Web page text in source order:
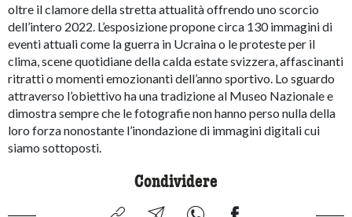
oltre il clamore della stretta attualità offrendo uno scorcio
dell’intero 2022. L’esposizione propone circa 130 immagini di
eventi attuali come la guerra in Ucraina o le proteste per il
clima, scene quotidiane della calda estate svizzera, affascinanti
ritratti o momenti emozionanti dell’anno sportivo. Lo sguardo
attraverso l’obiettivo ha una tradizione al Museo Nazionale e
dimostra sempre che le fotografie non hanno perso nulla della
loro forza nonostante l’inondazione di immagini digitali cui
siamo sottoposti.
Condividere